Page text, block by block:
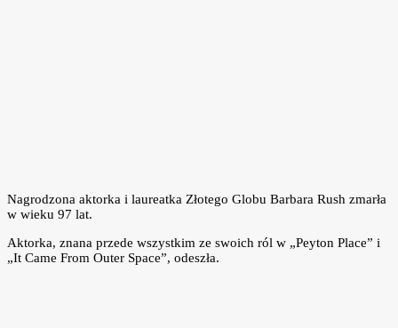
Nagrodzona aktorka i laureatka Złotego Globu Barbara Rush zmarła
w wieku 97 lat.
Aktorka, znana przede wszystkim ze swoich ról w „Peyton Place” i
„It Came From Outer Space”, odeszła.